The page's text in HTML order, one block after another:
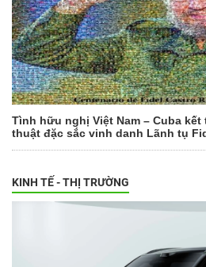
Tình hữu nghị Việt Nam – Cuba
thuật đặc sắc vinh danh Lãnh tụ
KINH TẾ - THỊ TRƯỜNG